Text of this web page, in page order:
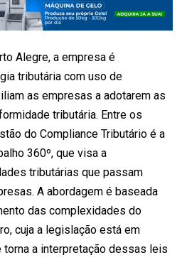
Alegre, a empresa é
tributária com uso de
as empresas a adotarem as
tributária. Entre os
do Compliance Tributário é a
360º, que visa a
tributárias que passam
A abordagem é baseada
das complexidades do
cuja a legislação está em
torna a interpretação dessas leis